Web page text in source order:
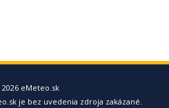
eMeteo.sk
je bez uvedenia zdroja zakázané.